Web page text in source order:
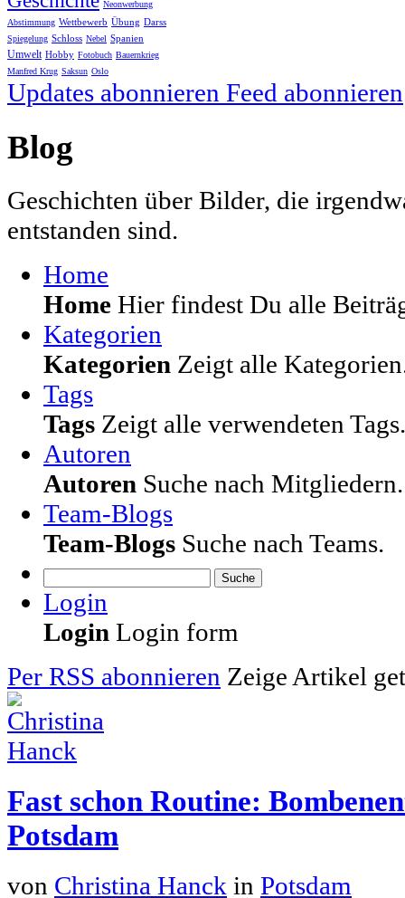
Neonwerbung
Abstimmung Wettbewerb Übung Darss
Spiegelung Schloss Nebel Spanien
Umwelt Hobby Fotobuch Bauernkrieg
Manfred Krug Saksun Oslo
Updates abonnieren Feed abonnieren
Blog
Geschichten über Bilder, die
entstanden sind.
Home
Home Hier findest Du alle
Kategorien
Kategorien Zeigt alle
Tags
Tags Zeigt alle verwendeten Tags.
Autoren
Autoren Suche nach Mitgliedern.
Team-Blogs
Team-Blogs Suche nach Teams.
Suche
Login
Login Login form
Per RSS abonnieren Zeige Artikel
Fast schon Routine:
Potsdam
von Christina Hanck in Potsdam